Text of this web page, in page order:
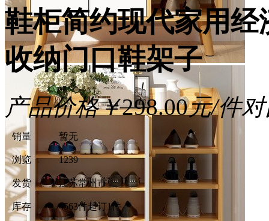
鞋柜简约现代家用
收纳门口鞋架子
产品价格￥298.00元/件
销量 暂无
浏览 1239
发货 江苏常州市
库存 4563件起订1件